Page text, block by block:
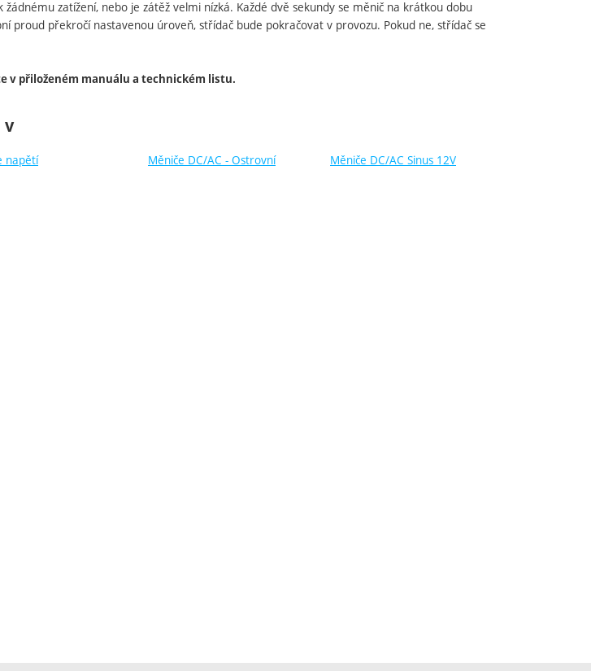
žádnému zatížení, nebo je zátěž velmi nízká. Každé dvě sekundy se měnič na krátkou dobu
proud překročí nastavenou úroveň, střídač bude pokračovat v provozu. Pokud ne, střídač se
v přiloženém manuálu a technickém listu.
v
napětí Měniče DC/AC - Ostrovní Měniče DC/AC Sinus 12V